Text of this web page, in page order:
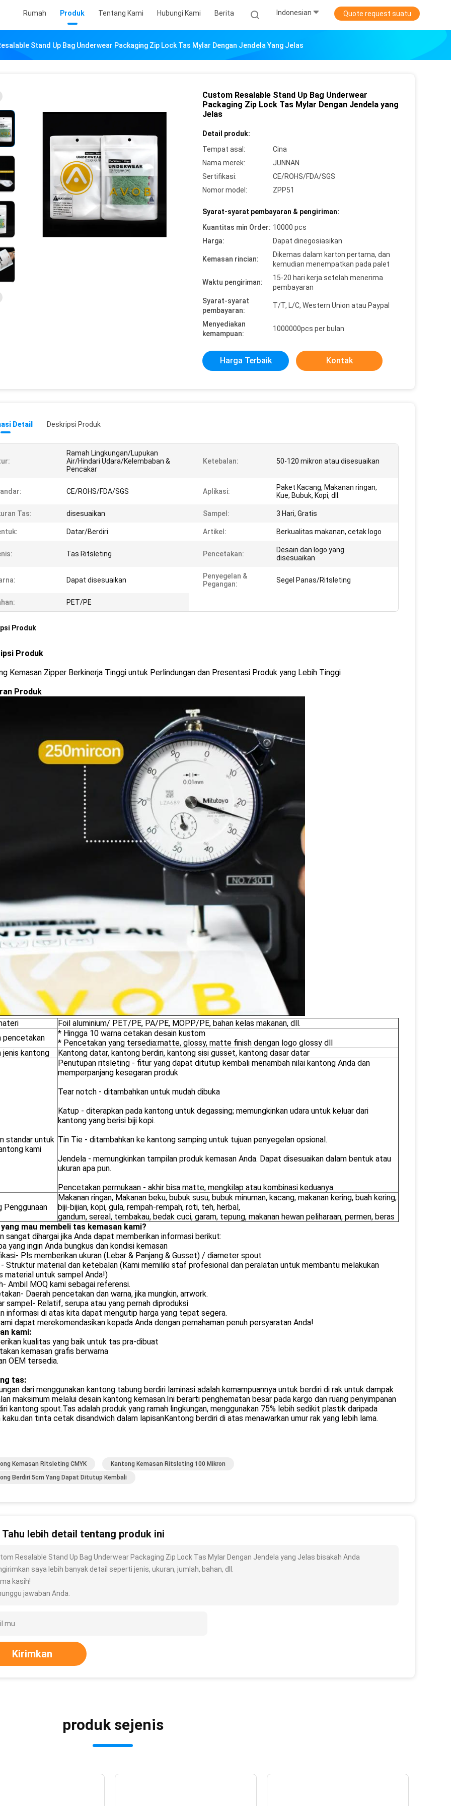
Rumah Produk Tentang Kami Hubungi Kami Berita Indonesian Quote request suatu
Stand Up Bag Underwear Packaging Zip Lock Tas Mylar Dengan Jendela Yang Jelas
Custom Resalable Stand Up Bag Underwear
Packaging Zip Lock Tas Mylar Dengan Jendela yang
Jelas
Detail produk:
Tempat asal:
Cina
Nama merek:
JUNNAN
Sertifikasi:
CE/ROHS/FDA/SGS
Nomor model:
ZPP51
Syarat-syarat pembayaran & pengiriman:
Kuantitas min Order: 10000 pcs
Harga:
Dapat dinegosiasikan
Kemasan rincian:
Dikemas dalam karton pertama, dan
kemudian menempatkan pada palet
Waktu pengiriman:
15-20 hari kerja setelah menerima
pembayaran
Syarat-syarat
pembayaran:
T/T, L/C, Western Union atau Paypal
Menyediakan
kemampuan:
1000000pcs per bulan
Harga Terbaik Kontak
Detail Deskripsi Produk
Ramah Lingkungan/Lupukan
Air/Hindari Udara/Kelembaban &
Pencakar
Ketebalan: 50-120 mikron atau disesuaikan
CE/ROHS/FDA/SGS Aplikasi:
Paket Kacang, Makanan ringan,
Kue, Bubuk, Kopi, dll.
Tas: disesuaikan Sampel: 3 Hari, Gratis
Datar/Berdiri Artikel: Berkualitas makanan, cetak logo
Tas Ritsleting Pencetakan:
Desain dan logo yang
disesuaikan
Dapat disesuaikan
Penyegelan &
Pegangan:
Segel Panas/Ritsleting
PET/PE
Produk
Produk
Kemasan Zipper Berkinerja Tinggi untuk Perlindungan dan Presentasi Produk yang Lebih Tinggi
Produk
Foil aluminium/ PET/PE, PA/PE, MOPP/PE, bahan kelas makanan, dll.
pencetakan
* Hingga 10 warna cetakan desain kustom
* Pencetakan yang tersedia:matte, glossy, matte finish dengan logo glossy dll
jenis kantong
Kantong datar, kantong berdiri, kantong sisi gusset, kantong dasar datar
standar untuk
kami
Penutupan ritsleting - fitur yang dapat ditutup kembali menambah nilai kantong Anda dan
memperpanjang kesegaran produk
Tear notch - ditambahkan untuk mudah dibuka
Katup - diterapkan pada kantong untuk degassing; memungkinkan udara untuk keluar dari
kantong yang berisi biji kopi.
Tin Tie - ditambahkan ke kantong samping untuk tujuan penyegelan opsional.
Jendela - memungkinkan tampilan produk kemasan Anda. Dapat disesuaikan dalam bentuk atau
ukuran apa pun.
Pencetakan permukaan - akhir bisa matte, mengkilap atau kombinasi keduanya.
Penggunaan
Makanan ringan, Makanan beku, bubuk susu, bubuk minuman, kacang, makanan kering, buah kering,
biji-bijian, kopi, gula, rempah-rempah, roti, teh, herbal,
gandum, sereal, tembakau, bedak cuci, garam, tepung, makanan hewan peliharaan, permen, beras
mau membeli tas kemasan kami?
sangat dihargai jika Anda dapat memberikan informasi berikut:
yang ingin Anda bungkus dan kondisi kemasan
Pls memberikan ukuran (Lebar & Panjang & Gusset) / diameter spout
- Struktur material dan ketebalan (Kami memiliki staf profesional dan peralatan untuk membantu melakukan
material untuk sampel Anda!)
Ambil MOQ kami sebagai referensi.
Daerah pencetakan dan warna, jika mungkin, arrwork.
sampel- Relatif, serupa atau yang pernah diproduksi
informasi di atas kita dapat mengutip harga yang tepat segera.
dapat merekomendasikan kepada Anda dengan pemahaman penuh persyaratan Anda!
kami:
kualitas yang baik untuk tas pra-dibuat
kemasan grafis berwarna
OEM tersedia.
tas:
dari menggunakan kantong tabung berdiri laminasi adalah kemampuannya untuk berdiri di rak untuk dampak
maksimum melalui desain kantong kemasan.Ini berarti penghematan besar pada kargo dan ruang penyimpanan
kantong spout.Tas adalah produk yang ramah lingkungan, menggunakan 75% lebih sedikit plastik daripada
kaku.dan tinta cetak disandwich dalam lapisanKantong berdiri di atas menawarkan umur rak yang lebih lama.
Kemasan Ritsleting CMYK
Kantong Kemasan Ritsleting 100 Mikron
Berdiri 5cm Yang Dapat Ditutup Kembali
Tahu lebih detail tentang produk ini
Resalable Stand Up Bag Underwear Packaging Zip Lock Tas Mylar Dengan Jendela yang Jelas bisakah Anda
saya lebih banyak detail seperti jenis, ukuran, jumlah, bahan, dll.
kasih!
jawaban Anda.
Kirimkan
produk sejenis